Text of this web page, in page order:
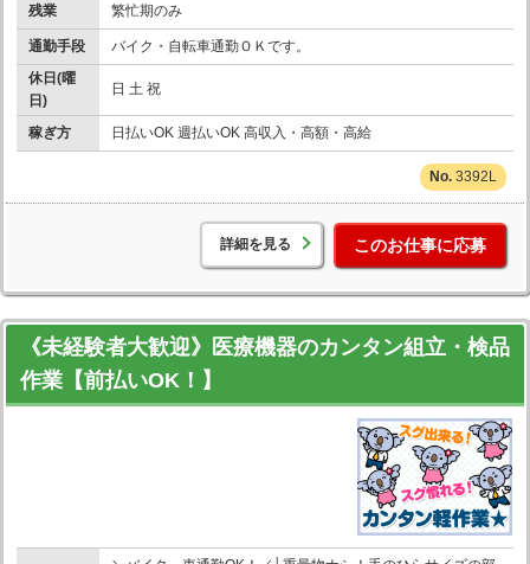
残業 繁忙期のみ
通勤手段
バイク・自転車通勤ＯＫです。
休日(曜
日)
日 土 祝
稼ぎ方 日払いOK 週払いOK 高収入・高額・高給
3392L
詳細を見る このお仕事に応募
《未経験者大歓迎》医療機器のカンタン組立・検品
作業【前払いOK！】